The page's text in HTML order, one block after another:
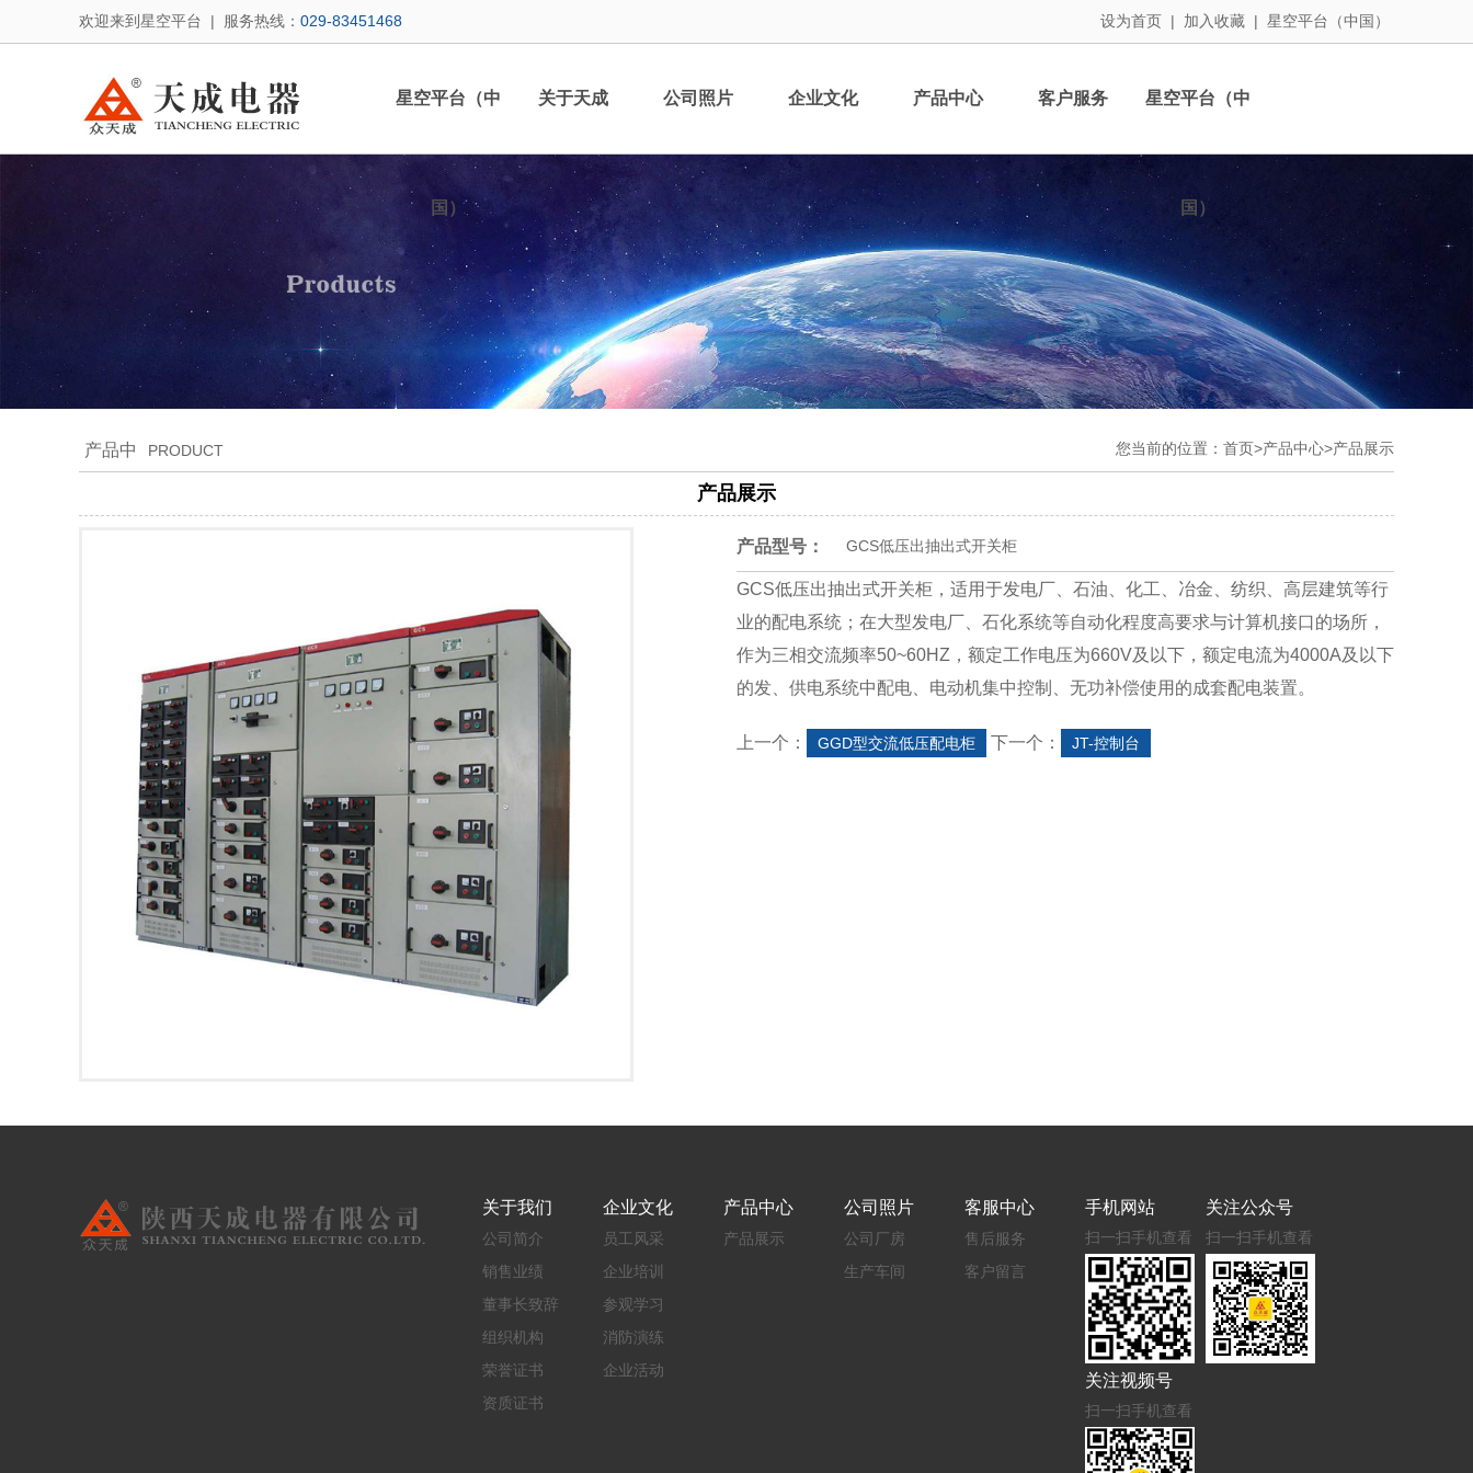
欢迎来到星空平台 | 服务热线： 029-83451468 设为首页 | 加入收藏 | 星空平台（中国）
星空平台（中
国）
关于天成 公司照片 企业文化 产品中心 客户服务 星空平台（中
国）
产品中 PRODUCT 您当前的位置： 首页>产品中心>产品展示
产品展示
产品型号： GCS低压出抽出式开关柜
GCS低压出抽出式开关柜，适用于发电厂、石油、化工、冶金、纺织、高层建筑等行
业的配电系统；在大型发电厂、石化系统等自动化程度高要求与计算机接口的场所，
作为三相交流频率50~60HZ，额定工作电压为660V及以下，额定电流为4000A及以下
的发、供电系统中配电、电动机集中控制、无功补偿使用的成套配电装置。
上一个： GGD型交流低压配电柜 下一个： JT-控制台
关于我们
公司简介
销售业绩
董事长致辞
组织机构
荣誉证书
资质证书
企业文化
员工风采
企业培训
参观学习
消防演练
企业活动
产品中心
产品展示
公司照片
公司厂房
生产车间
客服中心
售后服务
客户留言
手机网站
扫一扫手机查看
关注公众号
扫一扫手机查看
关注视频号
扫一扫手机查看